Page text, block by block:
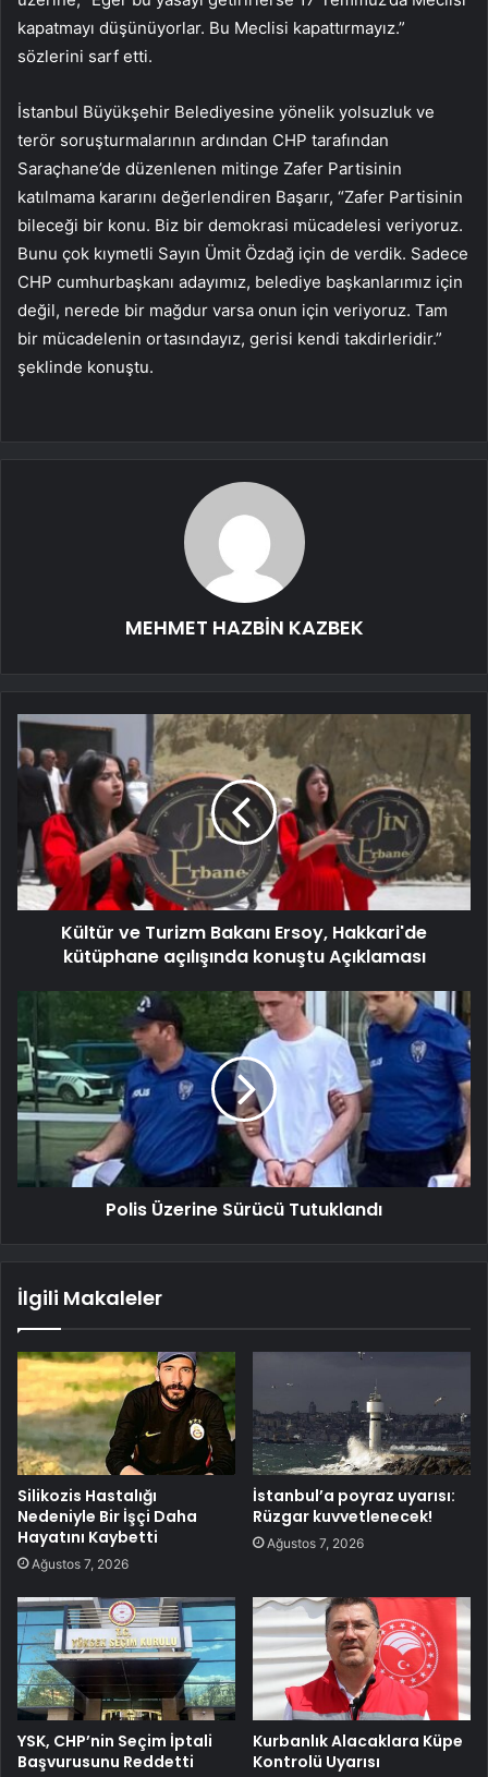
kapatmayı düşünüyorlar. Bu Meclisi kapattırmayız.”
sözlerini sarf etti.
İstanbul Büyükşehir Belediyesine yönelik yolsuzluk ve
terör soruşturmalarının ardından CHP tarafından
Saraçhane’de düzenlenen mitinge Zafer Partisinin
katılmama kararını değerlendiren Başarır, “Zafer Partisinin
bileceği bir konu. Biz bir demokrasi mücadelesi veriyoruz.
Bunu çok kıymetli Sayın Ümit Özdağ için de verdik. Sadece
CHP cumhurbaşkanı adayımız, belediye başkanlarımız için
değil, nerede bir mağdur varsa onun için veriyoruz. Tam
bir mücadelenin ortasındayız, gerisi kendi takdirleridir.”
şeklinde konuştu.
MEHMET HAZBİN KAZBEK
Kültür ve Turizm Bakanı Ersoy, Hakkari'de
kütüphane açılışında konuştu Açıklaması
Polis Üzerine Sürücü Tutuklandı
İlgili Makaleler
Silikozis Hastalığı
Nedeniyle Bir İşçi Daha
Hayatını Kaybetti
Ağustos 7, 2026
İstanbul’a poyraz uyarısı:
Rüzgar kuvvetlenecek!
Ağustos 7, 2026
YSK, CHP’nin Seçim İptali
Başvurusunu Reddetti
Kurbanlık Alacaklara Küpe
Kontrolü Uyarısı